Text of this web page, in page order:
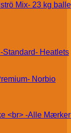
Heatlets
Norbio